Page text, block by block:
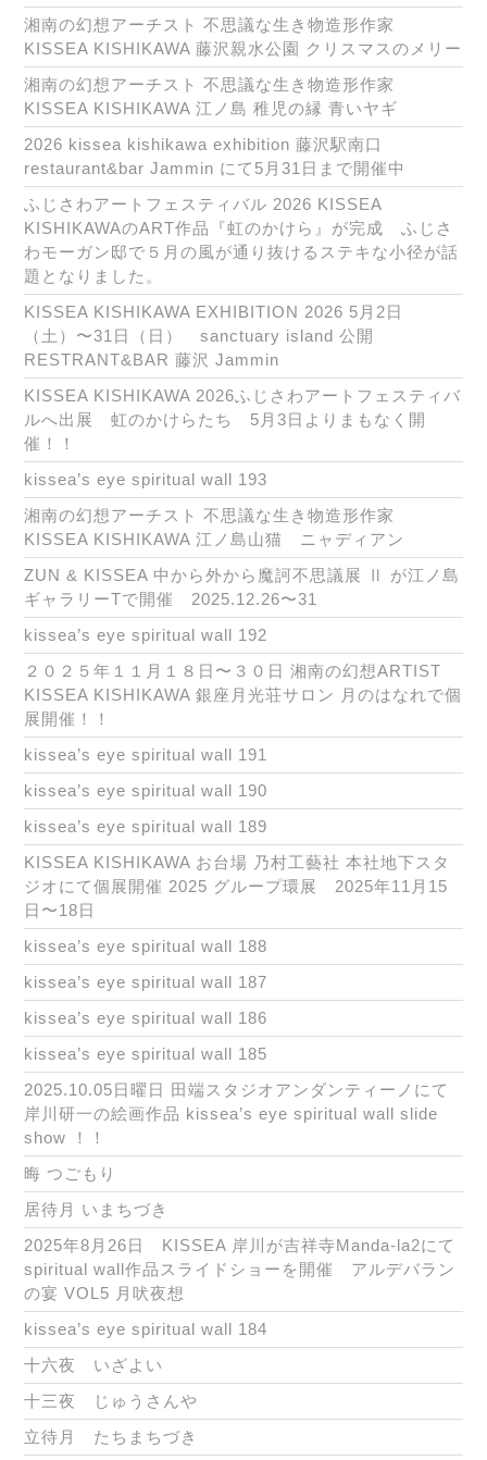
湘南の幻想アーチスト 不思議な生き物造形作家
KISSEA KISHIKAWA 藤沢親水公園 クリスマスのメリー
湘南の幻想アーチスト 不思議な生き物造形作家
KISSEA KISHIKAWA 江ノ島 稚児の縁 青いヤギ
2026 kissea kishikawa exhibition 藤沢駅南口
restaurant&bar Jammin にて5月31日まで開催中
ふじさわアートフェスティバル 2026 KISSEA
KISHIKAWAのART作品『虹のかけら』が完成 ふじさ
わモーガン邸で５月の風が通り抜けるステキな小径が話
題となりました。
KISSEA KISHIKAWA EXHIBITION 2026 5月2日
（土）〜31日（日） sanctuary island 公開
RESTRANT&BAR 藤沢 Jammin
KISSEA KISHIKAWA 2026ふじさわアートフェスティバ
ルへ出展 虹のかけらたち 5月3日よりまもなく開
催！！
kissea’s eye spiritual wall 193
湘南の幻想アーチスト 不思議な生き物造形作家
KISSEA KISHIKAWA 江ノ島山猫 ニャディアン
ZUN & KISSEA 中から外から魔訶不思議展 Ⅱ が江ノ島
ギャラリーTで開催 2025.12.26〜31
kissea’s eye spiritual wall 192
２０２５年１１月１８日〜３０日 湘南の幻想ARTIST
KISSEA KISHIKAWA 銀座月光荘サロン 月のはなれで個
展開催！！
kissea’s eye spiritual wall 191
kissea’s eye spiritual wall 190
kissea’s eye spiritual wall 189
KISSEA KISHIKAWA お台場 乃村工藝社 本社地下スタ
ジオにて個展開催 2025 グループ環展 2025年11月15
日〜18日
kissea’s eye spiritual wall 188
kissea’s eye spiritual wall 187
kissea’s eye spiritual wall 186
kissea’s eye spiritual wall 185
2025.10.05日曜日 田端スタジオアンダンティーノにて
岸川研一の絵画作品 kissea’s eye spiritual wall slide
show ！！
晦 つごもり
居待月 いまちづき
2025年8月26日 KISSEA 岸川が吉祥寺Manda-la2にて
spiritual wall作品スライドショーを開催 アルデバラン
の宴 VOL5 月吠夜想
kissea’s eye spiritual wall 184
十六夜 いざよい
十三夜 じゅうさんや
立待月 たちまちづき